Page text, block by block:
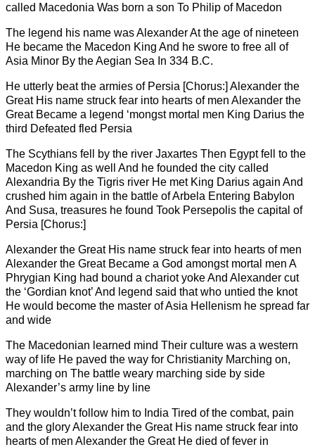
called Macedonia Was born a son To Philip of Macedon
The legend his name was Alexander At the age of nineteen
He became the Macedon King And he swore to free all of
Asia Minor By the Aegian Sea In 334 B.C.
He utterly beat the armies of Persia [Chorus:] Alexander the
Great His name struck fear into hearts of men Alexander the
Great Became a legend ‘mongst mortal men King Darius the
third Defeated fled Persia
The Scythians fell by the river Jaxartes Then Egypt fell to the
Macedon King as well And he founded the city called
Alexandria By the Tigris river He met King Darius again And
crushed him again in the battle of Arbela Entering Babylon
And Susa, treasures he found Took Persepolis the capital of
Persia [Chorus:]
Alexander the Great His name struck fear into hearts of men
Alexander the Great Became a God amongst mortal men A
Phrygian King had bound a chariot yoke And Alexander cut
the ‘Gordian knot’ And legend said that who untied the knot
He would become the master of Asia Hellenism he spread far
and wide
The Macedonian learned mind Their culture was a western
way of life He paved the way for Christianity Marching on,
marching on The battle weary marching side by side
Alexander’s army line by line
They wouldn’t follow him to India Tired of the combat, pain
and the glory Alexander the Great His name struck fear into
hearts of men Alexander the Great He died of fever in